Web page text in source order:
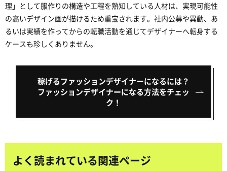
理」として服作りの構造や工程を熟知している人材は、実現可能性
の高いデザイン画が描けるため重宝されます。社内公募や異動、あ
るいは実績を作ってからの転職活動を通じてデザイナーへ転身する
ケースも珍しくありません。
稼げるファッションデザイナーになるには？
ファッションデザイナーになる方法をチェッ
ク！
よく読まれている関連ページ